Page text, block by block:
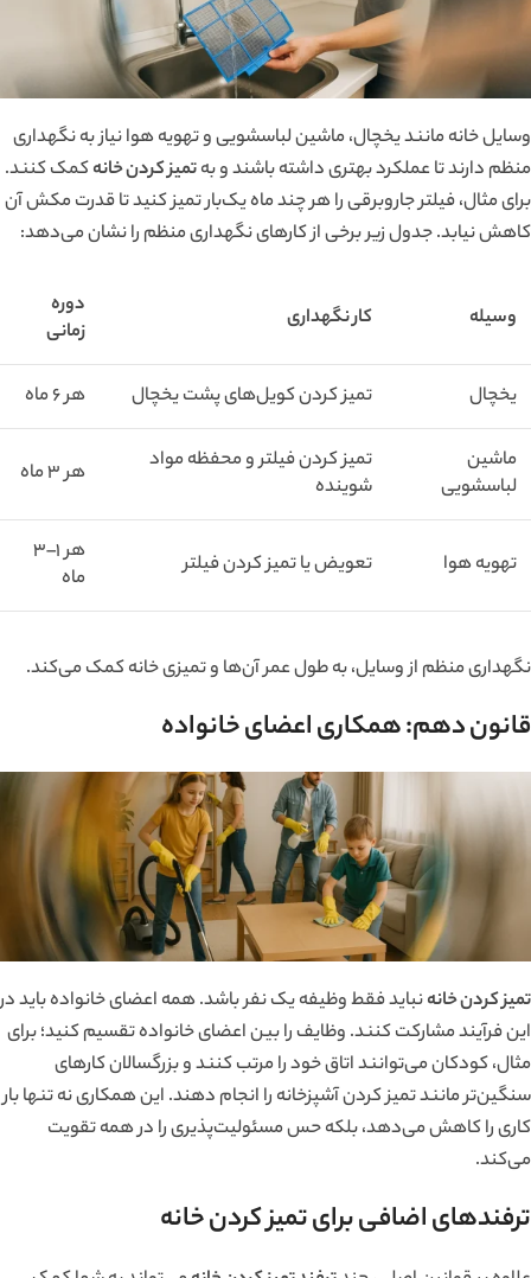
وسایل خانه مانند یخچال، ماشین لباسشویی و تهویه هوا نیاز به نگهداری
منظم دارند تا عملکرد بهتری داشته باشند و بهتمیز کردن خانهکمک کنند.
برای مثال، فیلتر جاروبرقی را هر چند ماه یک‌بار تمیز کنید تا قدرت مکش آن
کاهش نیابد. جدول زیر برخی از کارهای نگهداری منظم را نشان می‌دهد:
وسیله کار نگهداری
دوره
زمانی
یخچال تمیز کردن کویل‌های پشت یخچال هر 6 ماه
ماشین
لباسشویی
تمیز کردن فیلتر و محفظه مواد
شوینده
هر 3 ماه
تهویه هوا تعویض یا تمیز کردن فیلتر
هر 1–3
ماه
نگهداری منظم از وسایل، به طول عمر آن‌ها و تمیزی خانه کمک می‌کند.
قانون دهم: همکاری اعضای خانواده
تمیز کردن خانهنباید فقط وظیفه یک نفر باشد. همه اعضای خانواده باید در
این فرآیند مشارکت کنند. وظایف را بین اعضای خانواده تقسیم کنید؛ برای
مثال، کودکان می‌توانند اتاق خود را مرتب کنند و بزرگسالان کارهای
سنگین‌تر مانند تمیز کردن آشپزخانه را انجام دهند. این همکاری نه تنها بار
کاری را کاهش می‌دهد، بلکه حس مسئولیت‌پذیری را در همه تقویت
می‌کند.
ترفندهای اضافی برای تمیز کردن خانه